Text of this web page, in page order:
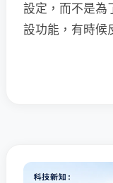
設定，而不是為
設功能，有時候